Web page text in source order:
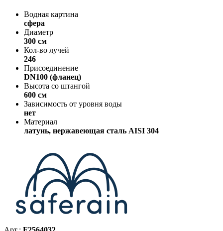
Водная картина
сфера
Диаметр
300 см
Кол-во лучей
246
Присоединение
DN100 (фланец)
Высота со штангой
600 см
Зависимость от уровня воды
нет
Материал
латунь, нержавеющая сталь AISI 304